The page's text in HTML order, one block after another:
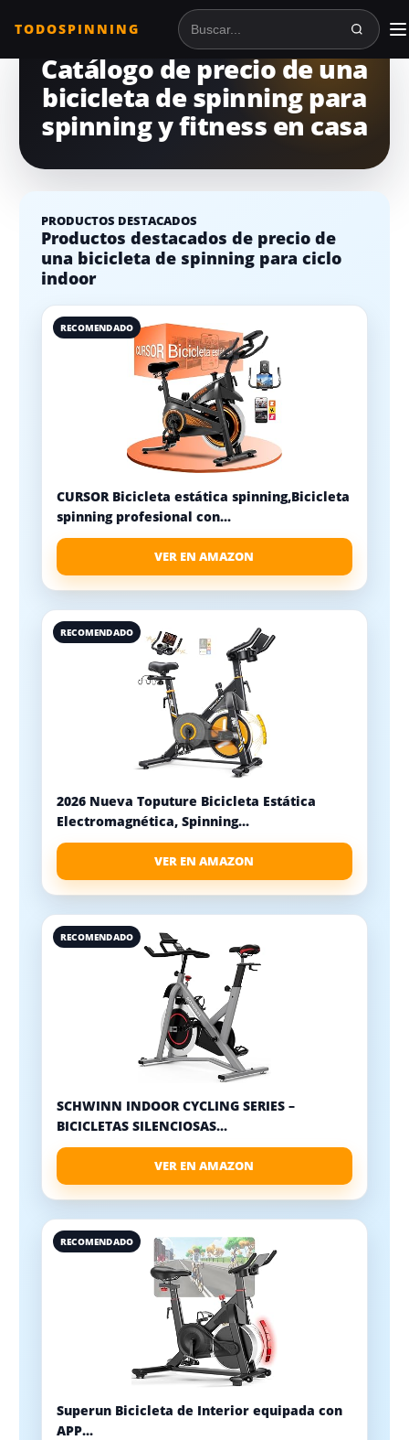
TODOSPINNING Buscar en TodoSpinning
Catálogo de precio de una
bicicleta de spinning para
spinning y fitness en casa
PRODUCTOS DESTACADOS
Productos destacados de precio de
una bicicleta de spinning para ciclo
indoor
RECOMENDADO
CURSOR Bicicleta estática spinning,Bicicleta
spinning profesional con...
VER EN AMAZON
RECOMENDADO
2026 Nueva Toputure Bicicleta Estática
Electromagnética, Spinning...
VER EN AMAZON
RECOMENDADO
SCHWINN INDOOR CYCLING SERIES –
BICICLETAS SILENCIOSAS...
VER EN AMAZON
RECOMENDADO
Superun Bicicleta de Interior equipada con
APP...